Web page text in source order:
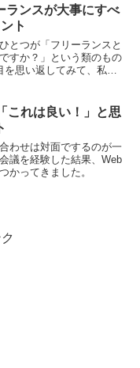
ランスが大事にすべ
ト
とつが「フリーランスと
すか？」という類のもの
思い返してみて、私が
これは良い！」と思
わせは対面でするのが一
議を経験した結果、Web
かってきました。